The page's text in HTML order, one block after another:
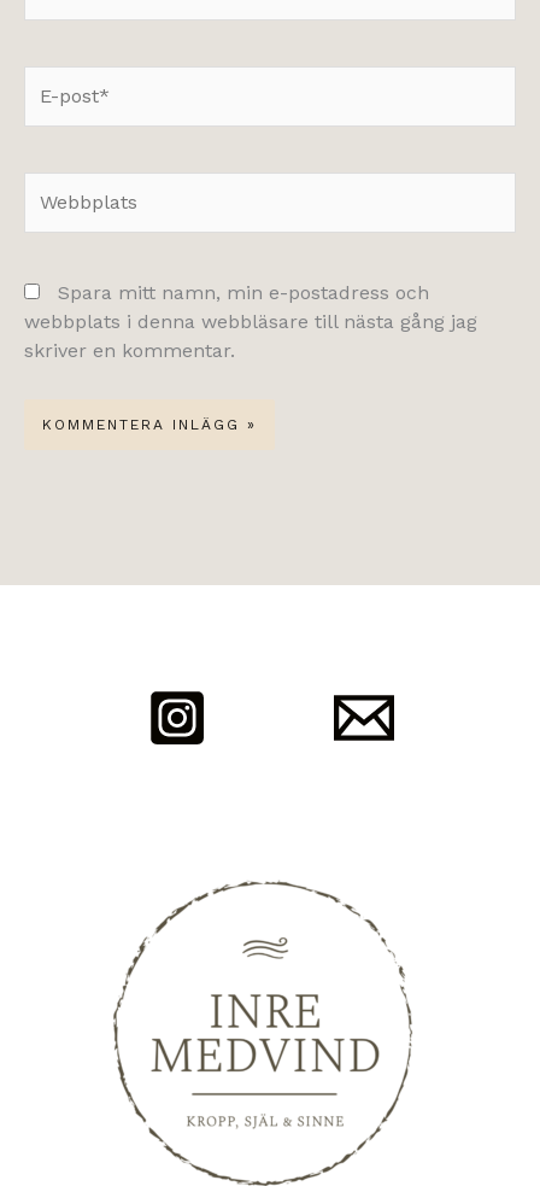
post*
Spara mitt namn, min e-postadress och
webbplats i denna webbläsare till nästa gång jag
skriver en kommentar.